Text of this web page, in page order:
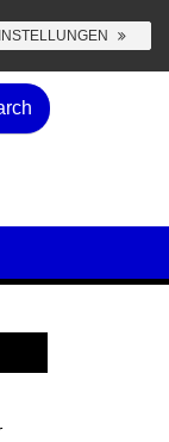
TuS
Mosella
Schweich
auf